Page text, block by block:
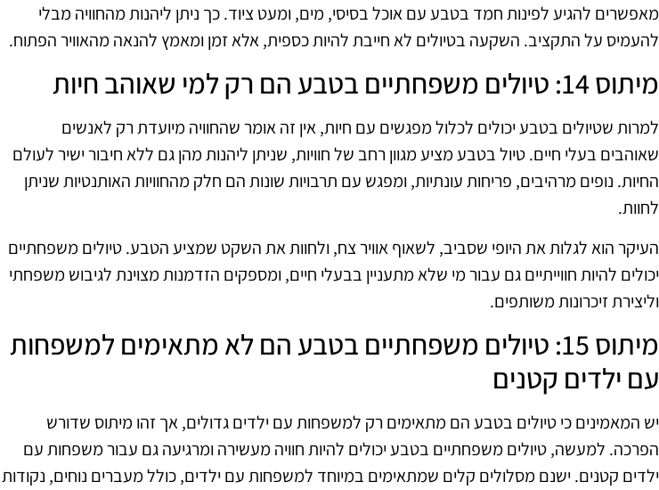
מאפשרים להגיע לפינות חמד בטבע עם אוכל בסיסי, מים, ומעט ציוד. כך ניתן ליהנות מהחוויה מבלי
להעמיס על התקציב. השקעה בטיולים לא חייבת להיות כספית, אלא זמן ומאמץ להנאה מהאוויר הפתוח.
מיתוס 14: טיולים משפחתיים בטבע הם רק למי שאוהב חיות
למרות שטיולים בטבע יכולים לכלול מפגשים עם חיות, אין זה אומר שהחוויה מיועדת רק לאנשים
שאוהבים בעלי חיים. טיול בטבע מציע מגוון רחב של חוויות, שניתן ליהנות מהן גם ללא חיבור ישיר לעולם
החיות. נופים מרהיבים, פריחות עונתיות, ומפגש עם תרבויות שונות הם חלק מהחוויות האותנטיות שניתן
לחוות.
העיקר הוא לגלות את היופי שסביב, לשאוף אוויר צח, ולחוות את השקט שמציע הטבע. טיולים משפחתיים
יכולים להיות חווייתיים גם עבור מי שלא מתעניין בבעלי חיים, ומספקים הזדמנות מצוינת לגיבוש משפחתי
וליצירת זיכרונות משותפים.
מיתוס 15: טיולים משפחתיים בטבע הם לא מתאימים למשפחות
עם ילדים קטנים
יש המאמינים כי טיולים בטבע הם מתאימים רק למשפחות עם ילדים גדולים, אך זהו מיתוס שדורש
הפרכה. למעשה, טיולים משפחתיים בטבע יכולים להיות חוויה מעשירה ומרגיעה גם עבור משפחות עם
ילדים קטנים. ישנם מסלולים קלים שמתאימים במיוחד למשפחות עם ילדים, כולל מעברים נוחים, נקודות